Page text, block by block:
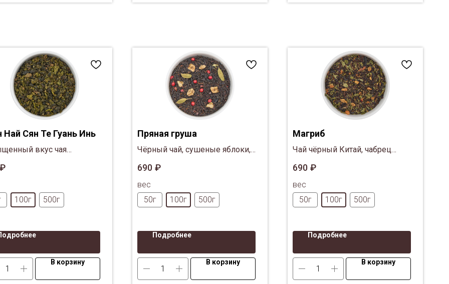
Най Сян Те Гуань Инь
вкус чая
и сливочными
₽
100г 500г
В корзину
Пряная груша
Чёрный чай, сушеные яблоки,
690 ₽
вес
50г
100г 500г
Подробнее
В корзину
Магриб
Чай чёрный Китай, чабрец
яблоко
690 ₽
вес
50г
100г 500г
Подробнее
В корзину